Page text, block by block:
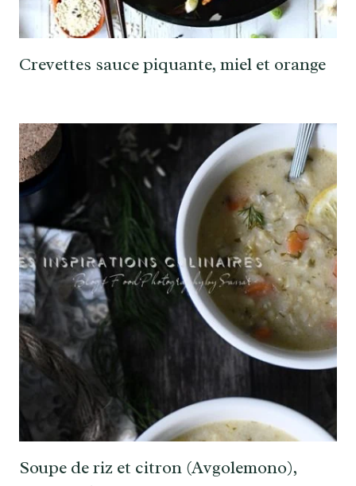
Crevettes sauce piquante, miel et orange
Soupe de riz et citron (Avgolemono),